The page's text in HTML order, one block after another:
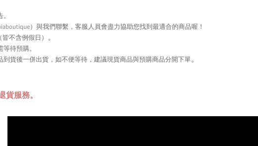
）與我們聯繫， 客服人員會盡力協助您找到最適合的商品喔！
皆不含例假日） 。
待預購。
貨後一併出貨，如不便等待，建議現貨商品與預購商品分開下單。
服務。